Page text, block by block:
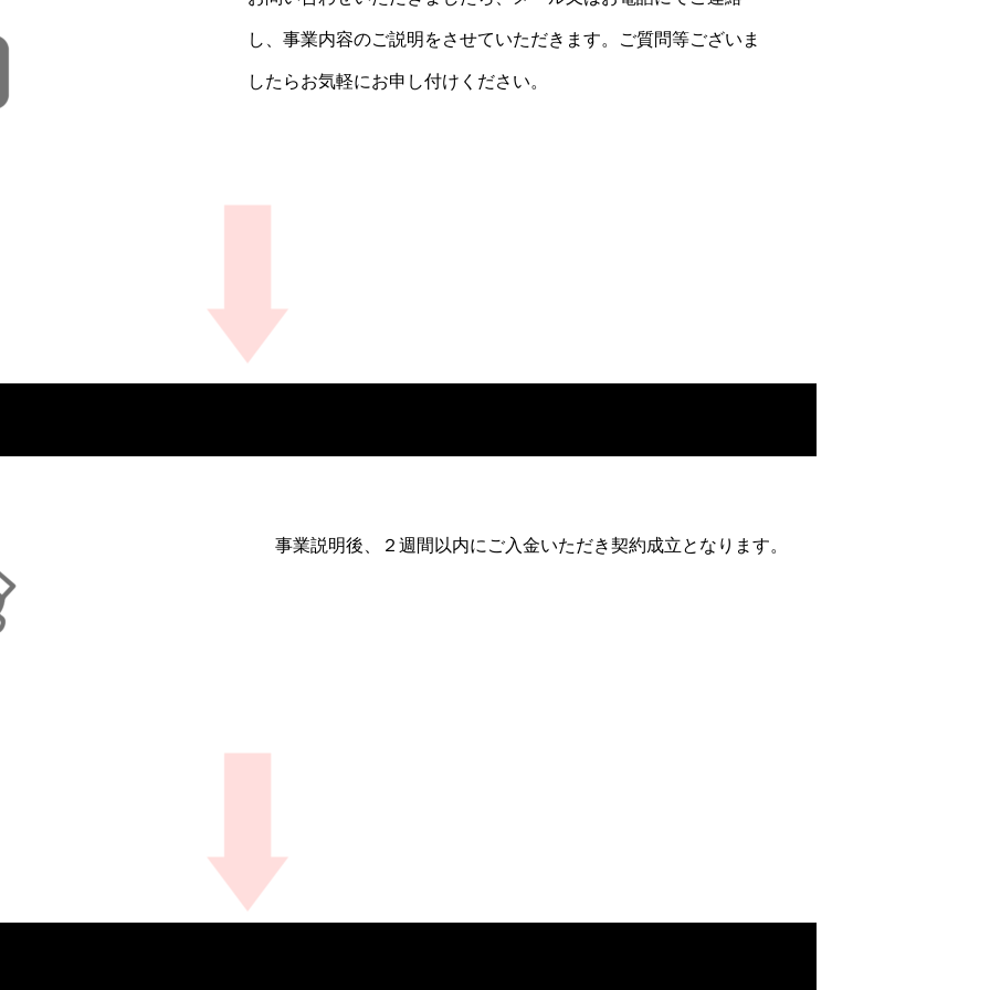
し、事業内容のご説明をさせていただきます。ご質問等ございま
したらお気軽にお申し付けください。
事業説明後、２週間以内にご入金いただき契約成立となります。